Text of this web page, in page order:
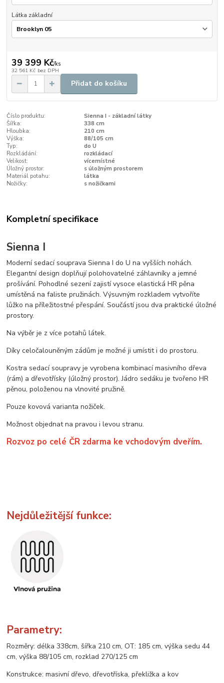
Látka základní
39 399 Kč/ks
32 561 Kč bez DPH
Přidat do košíku
Číslo produktu:
Sienna I - základní látky
Šířka:
338 cm
Hloubka:
210 cm
Výška:
88/105 cm
Typ:
do U
Rozkládání:
rozkládací
Velikost:
vícemístné
Úložný prostor:
s úložným prostorem
Materiál potahu:
látka
Nožičky:
s nožičkami
Kompletní specifikace
Sienna I
Moderní sedací souprava Sienna I do U na vyšších nohách.
Elegantní design doplňují polohovatelné záhlavníky a jemné
prošívání. Pohodlné sezení zajistí vysoce elastická HR pěna
umístěná na faliste pružinách. Výsuvným rozkladem vytvoříte
lůžko na příležitostné přespání. Součástí jsou dva praktické úložné
prostory.
Na výběr je z více potahů látek.
Díky celočalouněným zádům je možné ji umístit i do prostoru.
Kostra sedací soupravy je vyrobena kombinací masivního dřeva
(rám) a dřevotřísky (úložný prostor). Jádro sedáku je tvořeno HR
pěnou, položenou na vlnovité pružině.
Pouze kovová varianta nožiček.
Možnost objednat na pravou i levou stranu.
Rozvoz po celé ČR zdarma ke vchodovým dveřím.
Nejdůležitější funkce:
Parametry:
Rozměry: délka 338cm, šířka 210 cm, OT: 185 cm, výška sedu 44
cm, výška 88/105 cm, rozklad 270/125 cm
Konstrukce: masivní dřevo, dřevotříska, překližka a kov